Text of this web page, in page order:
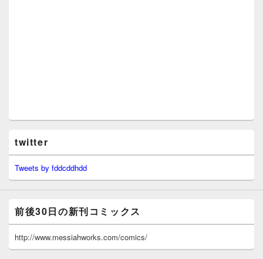
twitter
Tweets by fddcddhdd
前後30日の新刊コミックス
http://www.messiahworks.com/comics/